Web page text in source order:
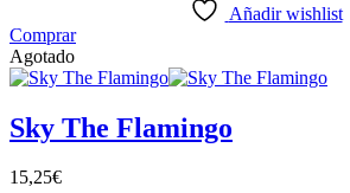
Añadir wishlist
Comprar
Agotado
Sky The Flamingo
15,25€